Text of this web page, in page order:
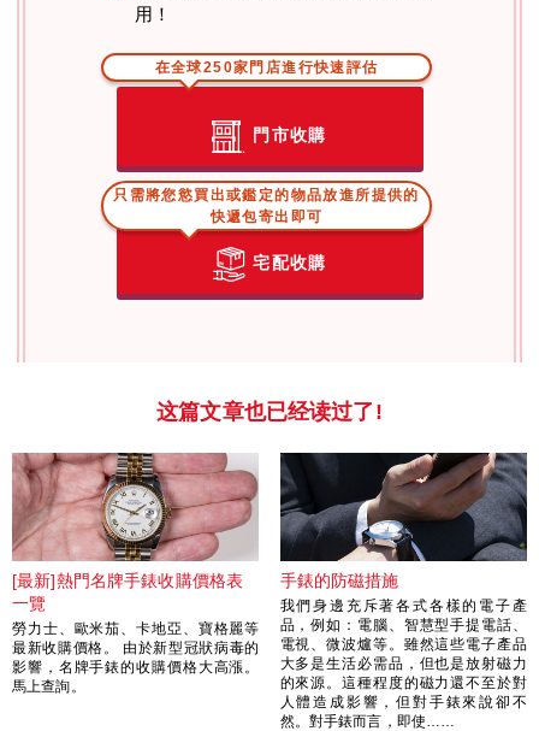
用！
在全球250家門店進行快速評估
門市收購
只需將您慾買出或鑑定的物品放進所提供的
快遞包寄出即可
宅配收購
这篇文章也已经读过了!
[最新]熱門名牌手錶收購價格表
一覽
勞力士、歐米茄、卡地亞、寶格麗等
最新收購價格。 由於新型冠狀病毒的
影響，名牌手錶的收購價格大高漲。
馬上查詢。
手錶的防磁措施
我們身邊充斥著各式各樣的電子產
品，例如：電腦、智慧型手提電話、
電視、微波爐等。雖然這些電子產品
大多是生活必需品，但也是放射磁力
的來源。這種程度的磁力還不至於對
人體造成影響，但對手錶來說卻不
然。對手錶而言，即使……